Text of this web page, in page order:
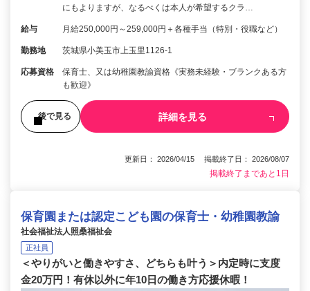
にもよりますが、なるべくは本人が希望するクラ…
給与 月給250,000円～259,000円＋各種手当（特別・役職など）
勤務地 茨城県小美玉市上玉里1126-1
応募資格
保育士、又は幼稚園教諭資格《実務未経験・ブランクある方
も歓迎》
後で見る 詳細を見る
更新日： 2026/04/15 掲載終了日： 2026/08/07
掲載終了まであと1日
保育園または認定こども園の保育士・幼稚園教諭
社会福祉法人照桑福祉会
正社員
＜やりがいと働きやすさ、どちらも叶う＞内定時に支度
金20万円！有休以外に年10日の働き方応援休暇！